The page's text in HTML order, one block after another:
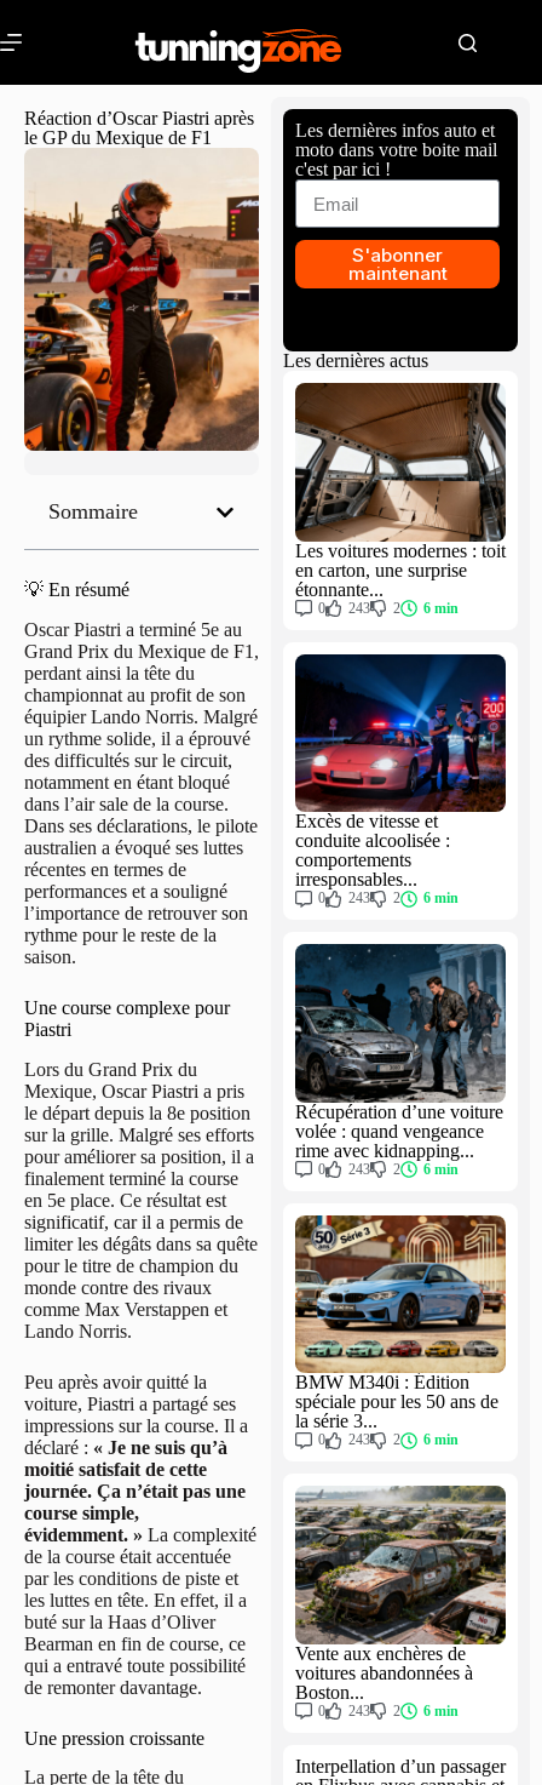
Réaction d’Oscar Piastri après
le GP du Mexique de F1
Sommaire
💡 En résumé
Oscar Piastri a terminé 5e au
Grand Prix du Mexique de F1,
perdant ainsi la tête du
championnat au profit de son
équipier Lando Norris. Malgré
un rythme solide, il a éprouvé
des difficultés sur le circuit,
notamment en étant bloqué
dans l’air sale de la course.
Dans ses déclarations, le pilote
australien a évoqué ses luttes
récentes en termes de
performances et a souligné
l’importance de retrouver son
rythme pour le reste de la
saison.
Une course complexe pour
Piastri
Lors du Grand Prix du
Mexique, Oscar Piastri a pris
le départ depuis la 8e position
sur la grille. Malgré ses efforts
pour améliorer sa position, il a
finalement terminé la course
en 5e place. Ce résultat est
significatif, car il a permis de
limiter les dégâts dans sa quête
pour le titre de champion du
monde contre des rivaux
comme Max Verstappen et
Lando Norris.
Peu après avoir quitté la
voiture, Piastri a partagé ses
impressions sur la course. Il a
déclaré : « Je ne suis qu’à
moitié satisfait de cette
journée. Ça n’était pas une
course simple,
évidemment. » La complexité
de la course était accentuée
par les conditions de piste et
les luttes en tête. En effet, il a
buté sur la Haas d’Oliver
Bearman en fin de course, ce
qui a entravé toute possibilité
de remonter davantage.
Une pression croissante
La perte de la tête du
Les dernières infos auto et
moto dans votre boite mail
c'est par ici !
S'abonner
maintenant
Les dernières actus
Les voitures modernes : toit
en carton, une surprise
étonnante...
0 243 2 6 min
Excès de vitesse et
conduite alcoolisée :
comportements
irresponsables...
0 243 2 6 min
Récupération d’une voiture
volée : quand vengeance
rime avec kidnapping...
0 243 2 6 min
BMW M340i : Édition
spéciale pour les 50 ans de
la série 3...
0 243 2 6 min
Vente aux enchères de
voitures abandonnées à
Boston...
0 243 2 6 min
Interpellation d’un passager